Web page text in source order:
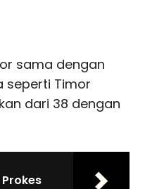
sama dengan
seperti Timor
dari 38 dengan